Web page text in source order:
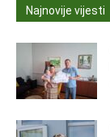
Najnovije vijesti